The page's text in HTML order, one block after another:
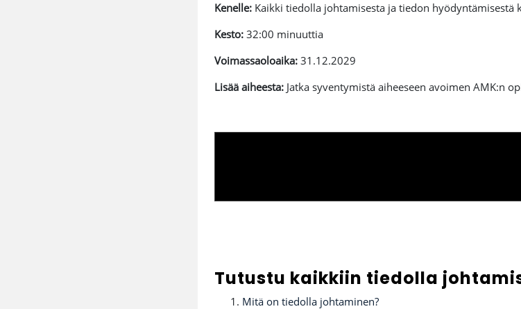
Kenelle: Kaikki tiedolla johtamisesta ja tiedon hyödyntämisestä
Kesto: 32:00 minuuttia
Voimassaoloaika: 31.12.2029
Lisää aiheesta: Jatka syventymistä aiheeseen avoimen AMK:n
Tutustu kaikkiin tiedolla
Mitä on tiedolla johtaminen?